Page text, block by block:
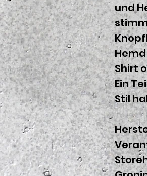
und
Shirt
Ein
Stil